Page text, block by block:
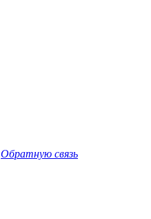
Обратную связь